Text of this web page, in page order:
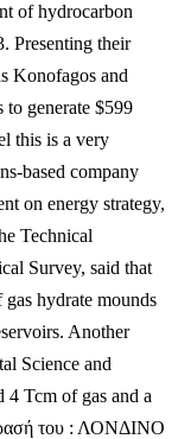
of hydrocarbon
Presenting their
Konofagos and
to generate $599
this is a very
based company
on energy strategy,
Technical
Survey, said that
gas hydrate mounds
Another
Science and
4 Tcm of gas and a
του : ΛΟΝΔΙΝΟ